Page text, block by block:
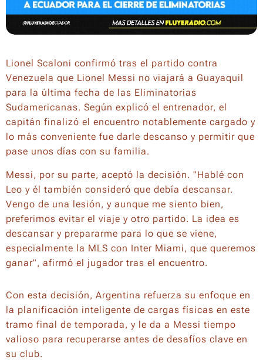
Lionel Scaloni confirmó tras el partido contra
Venezuela que Lionel Messi no viajará a Guayaquil
para la última fecha de las Eliminatorias
Sudamericanas. Según explicó el entrenador, el
capitán finalizó el encuentro notablemente cargado y
lo más conveniente fue darle descanso y permitir que
pase unos días con su familia.
Messi, por su parte, aceptó la decisión. "Hablé con
Leo y él también consideró que debía descansar.
Vengo de una lesión, y aunque me siento bien,
preferimos evitar el viaje y otro partido. La idea es
descansar y prepararme para lo que se viene,
especialmente la MLS con Inter Miami, que queremos
ganar", afirmó el jugador tras el encuentro.
Con esta decisión, Argentina refuerza su enfoque en
la planificación inteligente de cargas físicas en este
tramo final de temporada, y le da a Messi tiempo
valioso para recuperarse antes de desafíos clave en
su club.